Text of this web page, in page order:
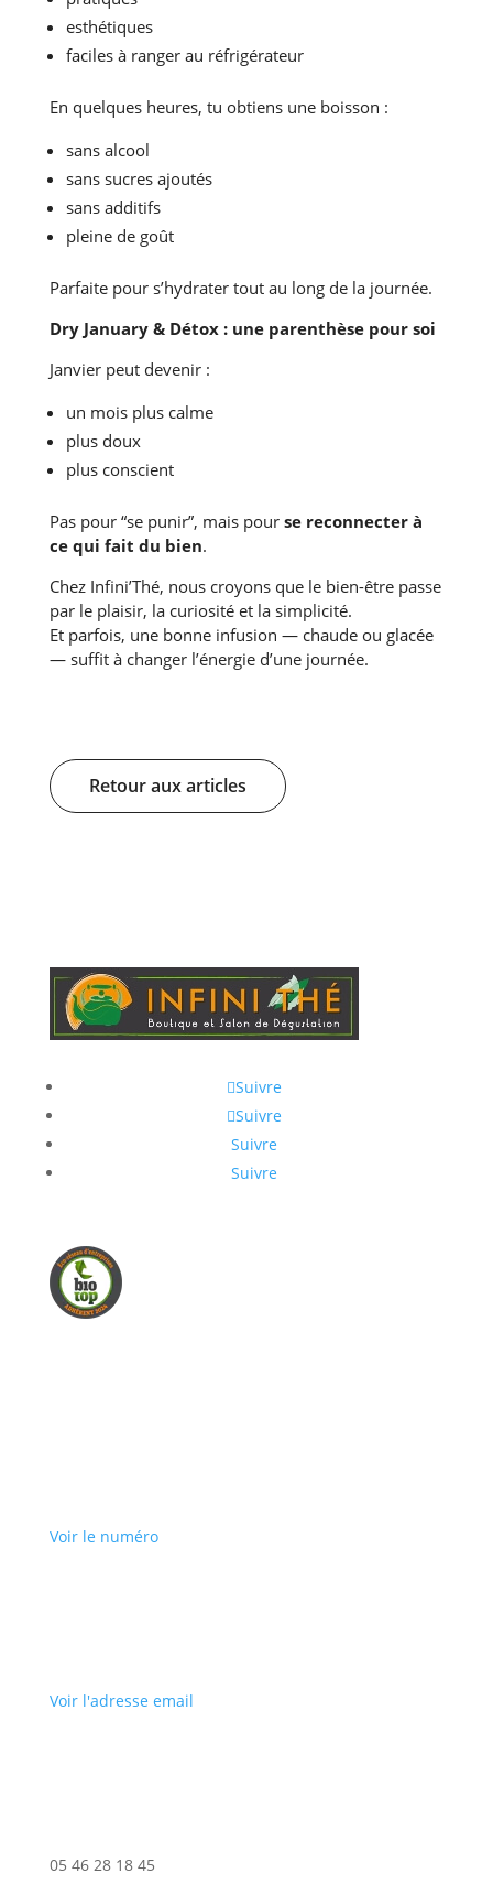
esthétiques
faciles à ranger au réfrigérateur
En quelques heures, tu obtiens une boisson :
sans alcool
sans sucres ajoutés
sans additifs
pleine de goût
Parfaite pour s’hydrater tout au long de la journée.
Dry January & Détox : une parenthèse pour soi
Janvier peut devenir :
un mois plus calme
plus doux
plus conscient
Pas pour “se punir”, mais pour se reconnecter à
ce qui fait du bien.
Chez Infini’Thé, nous croyons que le bien-être passe
par le plaisir, la curiosité et la simplicité.
Et parfois, une bonne infusion — chaude ou glacée
— suffit à changer l’énergie d’une journée.
Retour aux articles
Suivre
Suivre
Suivre
Suivre
Voir le numéro
Voir l'adresse email
05 46 28 18 45